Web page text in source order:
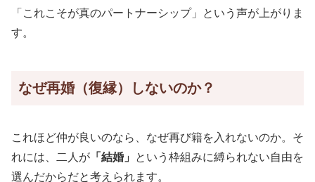
「これこそが真のパートナーシップ」という声が上がりま
す。
なぜ再婚（復縁）しないのか？
これほど仲が良いのなら、なぜ再び籍を入れないのか。そ
れには、二人が 「結婚」
という枠組みに縛られない自由を
選んだからだと考えられます。